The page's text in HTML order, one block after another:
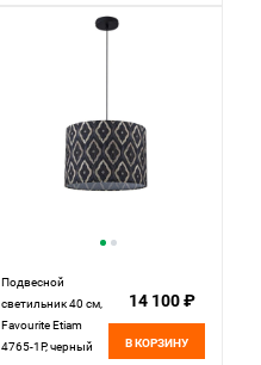
Подвесной
светильник 40 см,
Favourite Etiam
4765-1P, черный
14 100 ₽
В КОРЗИНУ